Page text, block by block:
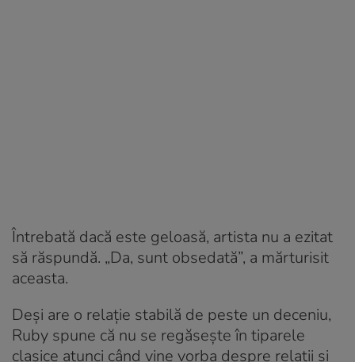
Întrebată dacă este geloasă, artista nu a ezitat
să răspundă. „Da, sunt obsedată”, a mărturisit
aceasta.
Deși are o relație stabilă de peste un deceniu,
Ruby spune că nu se regăsește în tiparele
clasice atunci când vine vorba despre relații și